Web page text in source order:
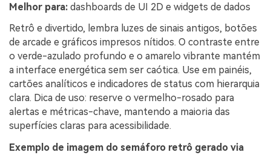
Melhor para: dashboards de UI 2D e widgets de dados
Retrô e divertido, lembra luzes de sinais antigos, botões
de arcade e gráficos impresos nítidos. O contraste entre
o verde-azulado profundo e o amarelo vibrante mantém
a interface energética sem ser caótica. Use em painéis,
cartões analíticos e indicadores de status com hierarquia
clara. Dica de uso: reserve o vermelho-rosado para
alertas e métricas-chave, mantendo a maioria das
superfícies claras para acessibilidade.
Exemplo de imagem do semáforo retrô gerado via